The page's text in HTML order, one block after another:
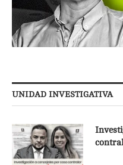
UNIDAD INVESTIGATIVA